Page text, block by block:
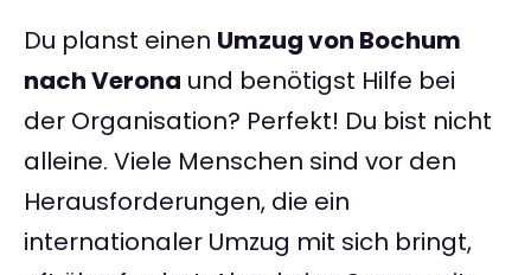
Du planst einen Umzug von Bochum
nach Verona und benötigst Hilfe bei
der Organisation? Perfekt! Du bist nicht
alleine. Viele Menschen sind vor den
Herausforderungen, die ein
internationaler Umzug mit sich bringt,